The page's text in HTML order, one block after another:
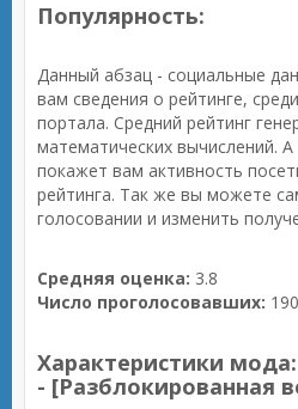
Популярность:
Данный абзац - социальные
вам сведения о рейтинге,
портала. Средний рейтинг
математических вычислений.
покажет вам активность
рейтинга. Так же вы можете
голосовании и изменить
Средняя оценка: 3.8
Число проголосовавших:
Характеристики
- [Разблокированная